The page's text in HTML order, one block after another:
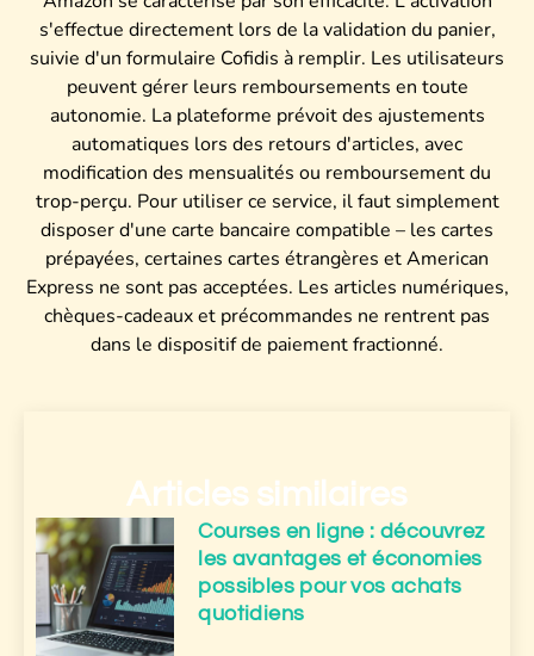
s'effectue directement lors de la validation du panier,
suivie d'un formulaire Cofidis à remplir. Les utilisateurs
peuvent gérer leurs remboursements en toute
autonomie. La plateforme prévoit des ajustements
automatiques lors des retours d'articles, avec
modification des mensualités ou remboursement du
trop-perçu. Pour utiliser ce service, il faut simplement
disposer d'une carte bancaire compatible – les cartes
prépayées, certaines cartes étrangères et American
Express ne sont pas acceptées. Les articles numériques,
chèques-cadeaux et précommandes ne rentrent pas
dans le dispositif de paiement fractionné.
Articles similaires
Courses en ligne : découvrez
les avantages et économies
possibles pour vos achats
quotidiens